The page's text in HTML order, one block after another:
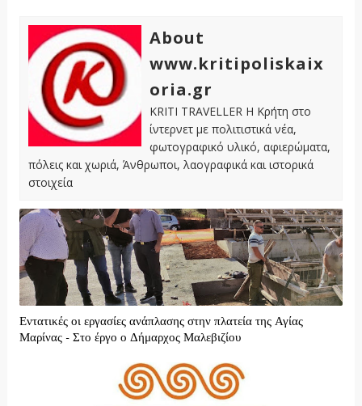
About
www.kritipoliskaix
oria.gr
KRITI TRAVELLER Η Κρήτη στο
ίντερνετ με πολιτιστικά νέα,
φωτογραφικό υλικό, αφιερώματα,
πόλεις και χωριά, Άνθρωποι, λαογραφικά και ιστορικά
στοιχεία
Εντατικές οι εργασίες ανάπλασης στην πλατεία της Αγίας
Μαρίνας - Στο έργο ο Δήμαρχος Μαλεβιζίου